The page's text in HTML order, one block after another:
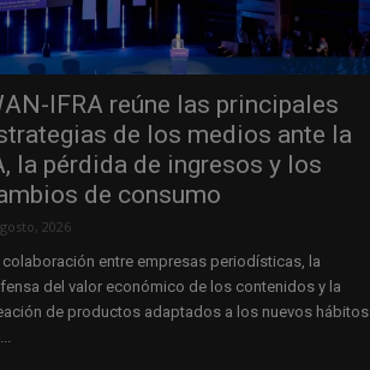
IFRA reúne las principales
de los medios ante la
la pérdida de ingresos y los
de consumo
2026
colaboración entre empresas periodísticas, la
del valor económico de los contenidos y la
de productos adaptados a los nuevos hábitos